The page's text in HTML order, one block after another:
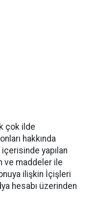
çok ilde
hakkında
yapılan
ve maddeler ile
ilişkin İçişleri
hesabı üzerinden